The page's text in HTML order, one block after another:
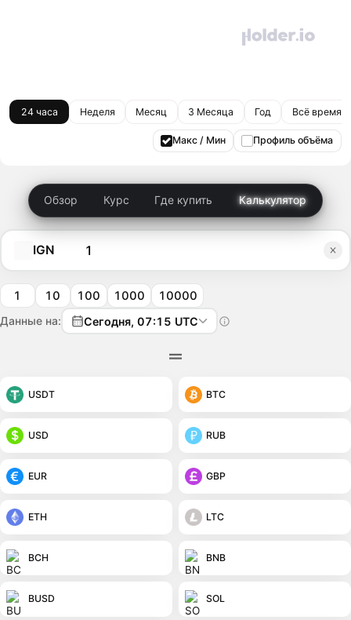
24 часа Неделя Месяц 3 Месяца Год Всё время
Макс / Мин Профиль объёма
Обзор Курс Где купить Калькулятор
IGN
1 10 100 1000 10000
Данные на: Сегодня, 07:15 UTC
USDT BTC
USD RUB
EUR GBP
ETH LTC
BCH BNB
BUSD SOL